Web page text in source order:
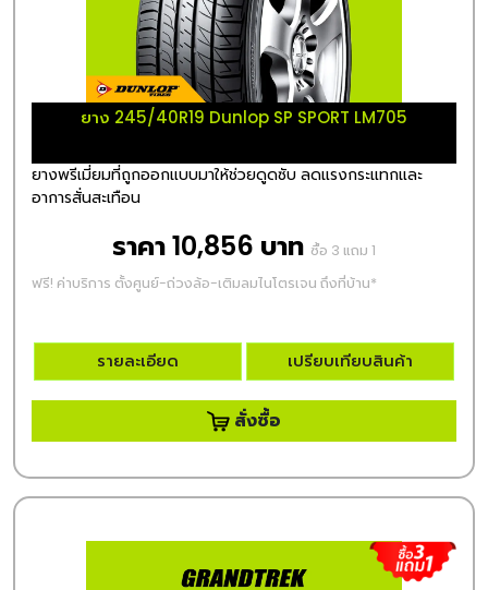
ยาง 245/40R19 Dunlop SP SPORT LM705
ยางพรีเมี่ยมที่ถูกออกแบบมาให้ช่วยดูดซับ ลดแรงกระแทกและ
อาการสั่นสะเทือน
ราคา 10,856 บาท ซื้อ 3 แถม 1
ฟรี! ค่าบริการ ตั้งศูนย์-ถ่วงล้อ-เติมลมไนโตรเจน ถึงที่บ้าน*
รายละเอียด เปรียบเทียบสินค้า
สั่งซื้อ